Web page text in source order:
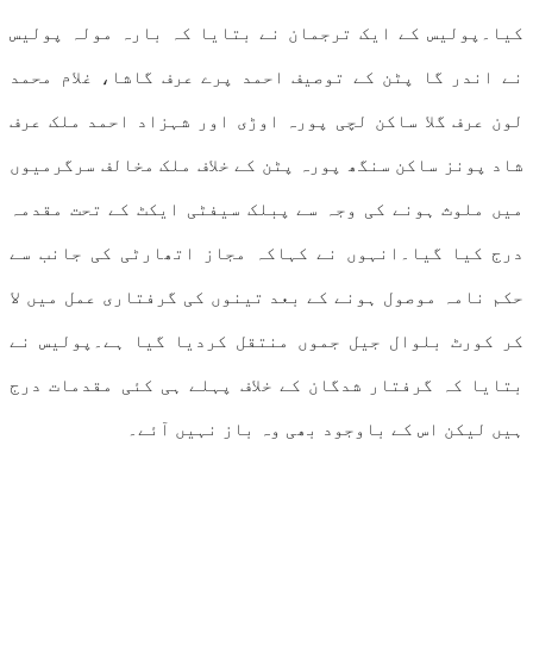
کیا۔پولیس کے ایک ترجمان نے بتایا کہ بارہ مولہ پولیس
نے اندر گا پٹن کے توصیف احمد پرے عرف گاشا، غلام محمد
لون عرف گلا ساکن لچی پورہ اوڑی اور شہزاد احمد ملک عرف
شاد پونز ساکن سنگھ پورہ پٹن کے خلاف ملک مخالف سرگرمیوں
میں ملوث ہونے کی وجہ سے پبلک سیفٹی ایکٹ کے تحت مقدمہ
درج کیا گیا۔انہوں نے کہاکہ مجاز اتھارٹی کی جانب سے
حکم نامہ موصول ہونے کے بعد تینوں کی گرفتاری عمل میں لا
کر کورٹ بلوال جیل جموں منتقل کردیا گیا ہے۔پولیس نے
بتایا کہ گرفتار شدگان کے خلاف پہلے ہی کئی مقدمات درج
ہیں لیکن اس کے باوجود بھی وہ باز نہیں آئے۔